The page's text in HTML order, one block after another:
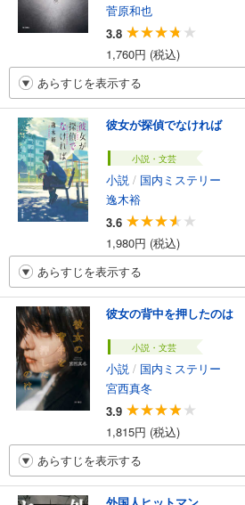
菅原和也
3.8
1,760円 (税込)
あらすじを表示する
彼女が探偵でなければ
小説・文芸
小説 / 国内ミステリー
逸木裕
3.6
1,980円 (税込)
あらすじを表示する
彼女の背中を押したのは
小説・文芸
小説 / 国内ミステリー
宮西真冬
3.9
1,815円 (税込)
あらすじを表示する